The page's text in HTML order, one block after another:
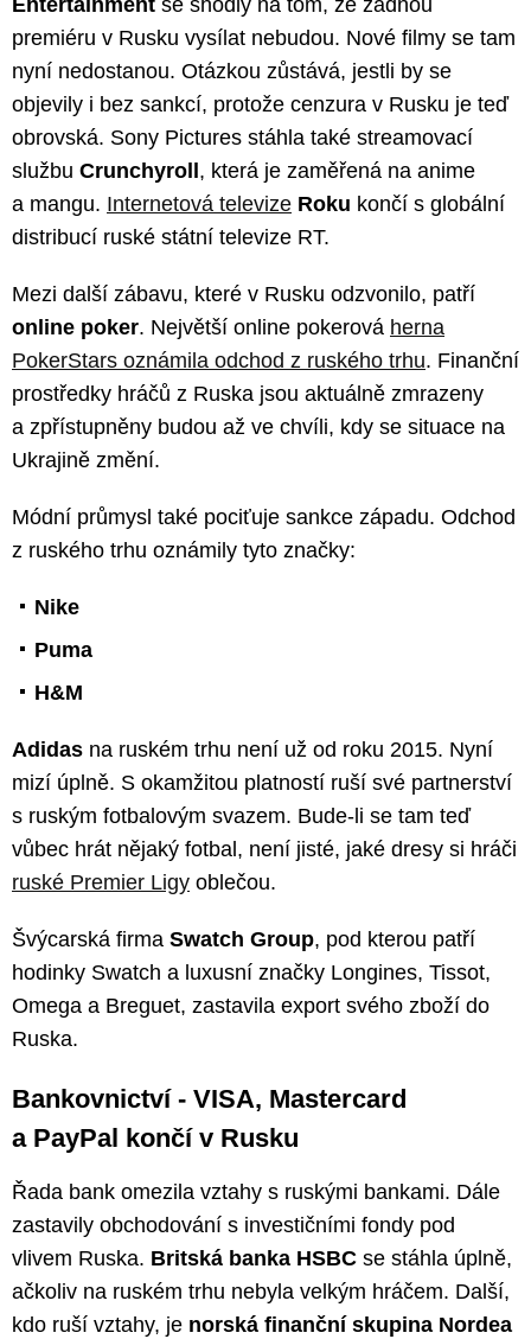
Entertainment se shodly na tom, že žádnou
premiéru v Rusku vysílat nebudou. Nové filmy se tam
nyní nedostanou. Otázkou zůstává, jestli by se
objevily i bez sankcí, protože cenzura v Rusku je teď
obrovská. Sony Pictures stáhla také streamovací
službu Crunchyroll , která je zaměřená na anime
a mangu. Internetová televize Roku končí s globální
distribucí ruské státní televize RT.
Mezi další zábavu, které v Rusku odzvonilo, patří
online poker. Největší online pokerová herna
PokerStars oznámila odchod z ruského trhu. Finanční
prostředky hráčů z Ruska jsou aktuálně zmrazeny
a zpřístupněny budou až ve chvíli, kdy se situace na
Ukrajině změní.
Módní průmysl také pociťuje sankce západu. Odchod
z ruského trhu oznámily tyto značky:
Nike
Puma
H&M
Adidas na ruském trhu není už od roku 2015. Nyní
mizí úplně. S okamžitou platností ruší své partnerství
s ruským fotbalovým svazem. Bude-li se tam teď
vůbec hrát nějaký fotbal, není jisté, jaké dresy si hráči
ruské Premier Ligy oblečou.
Švýcarská firma Swatch Group, pod kterou patří
hodinky Swatch a luxusní značky Longines, Tissot,
Omega a Breguet, zastavila export svého zboží do
Ruska.
Bankovnictví - VISA, Mastercard
a PayPal končí v Rusku
Řada bank omezila vztahy s ruskými bankami. Dále
zastavily obchodování s investičními fondy pod
vlivem Ruska. Britská banka HSBC se stáhla úplně,
ačkoliv na ruském trhu nebyla velkým hráčem. Další,
kdo ruší vztahy, je norská finanční skupina Nordea